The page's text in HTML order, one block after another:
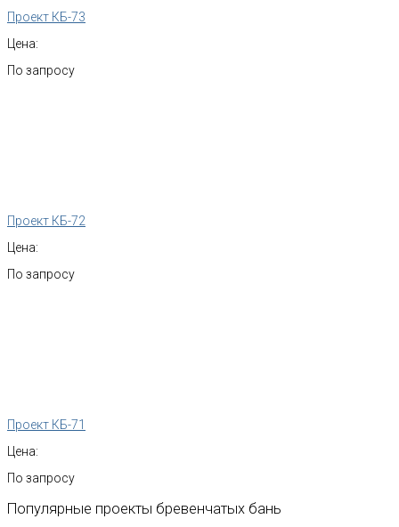
Проект КБ-73
Цена:
По запросу
Проект КБ-72
Цена:
По запросу
Проект КБ-71
Цена:
По запросу
Популярные проекты бревенчатых бань